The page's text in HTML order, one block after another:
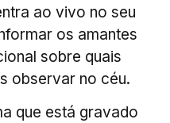
ao vivo no seu
os amantes
sobre quais
observar no céu.
que está gravado